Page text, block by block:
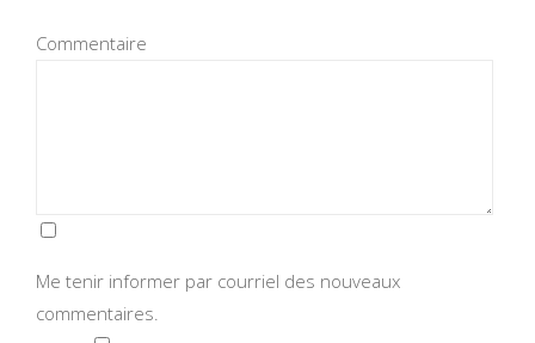
Commentaire
Me tenir informer par courriel des nouveaux
commentaires.